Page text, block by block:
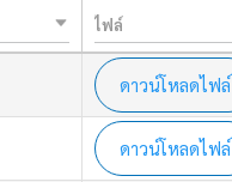
ดาวน์โหลดไฟล์
ดาวน์โหลดไฟล์